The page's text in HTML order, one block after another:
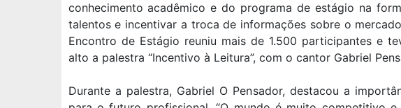
conhecimento acadêmico e do programa de estágio na
talentos e incentivar a troca de informações sobre o
Encontro de Estágio reuniu mais de 1.500 participantes e
alto a palestra “Incentivo à Leitura”, com o cantor Gabriel
Durante a palestra, Gabriel O Pensador, destacou a